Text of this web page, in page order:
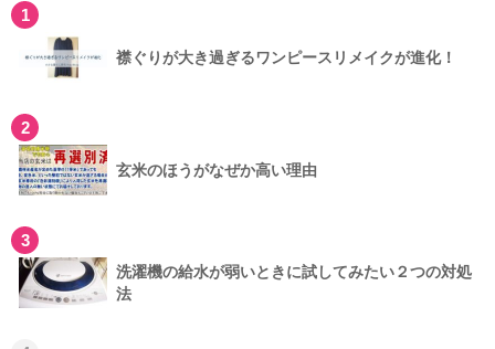
1
襟ぐりが大き過ぎるワンピースリメイクが進化！
2
玄米のほうがなぜか高い理由
3
洗濯機の給水が弱いときに試してみたい２つの対処
法